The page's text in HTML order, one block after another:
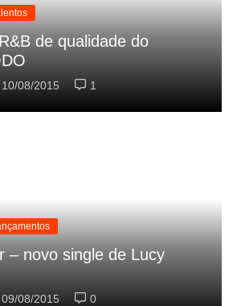
de qualidade do
10/08/2015 1
– novo single de Lucy
09/08/2015 0